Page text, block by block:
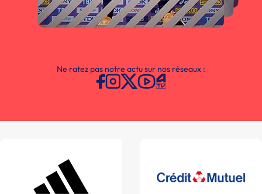
Ne ratez pas notre actu sur nos réseaux :